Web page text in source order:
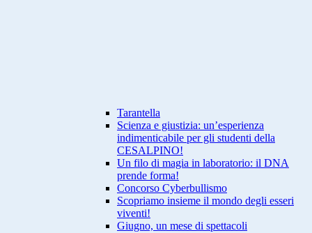
Tarantella
Scienza e giustizia: un’esperienza
indimenticabile per gli studenti della
CESALPINO!
Un filo di magia in laboratorio: il DNA
prende forma!
Concorso Cyberbullismo
Scopriamo insieme il mondo degli esseri
viventi!
Giugno, un mese di spettacoli